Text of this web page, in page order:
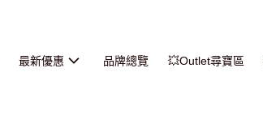
最新優惠 品牌總覽 💥Outlet尋寶區